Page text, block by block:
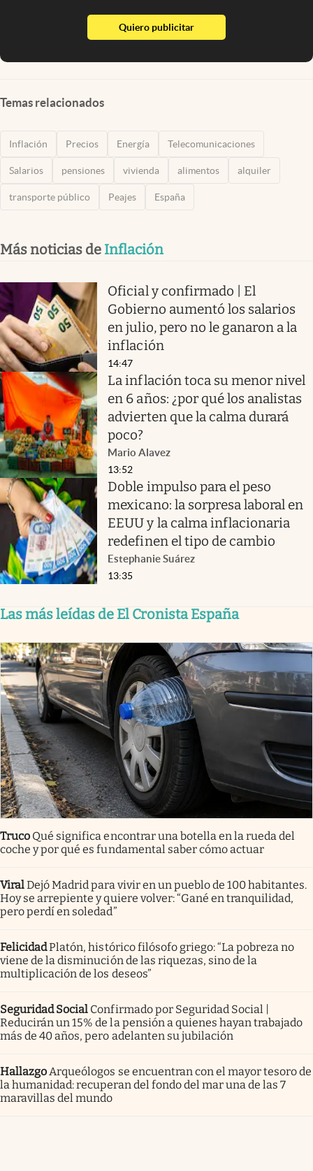
Quiero publicitarabre en nueva pestaña
Temas relacionados
Inflación Precios Energía Telecomunicaciones
Salarios pensiones vivienda alimentos alquiler
transporte público Peajes España
Más noticias de Inflación
Oficial y confirmado | El
Gobierno aumentó los salarios
en julio, pero no le ganaron a la
inflación
14:47
La inflación toca su menor nivel
en 6 años: ¿por qué los analistas
advierten que la calma durará
poco?
Mario Alavez
13:52
Doble impulso para el peso
mexicano: la sorpresa laboral en
EEUU y la calma inflacionaria
redefinen el tipo de cambio
Estephanie Suárez
13:35
Las más leídas de El Cronista España
Truco Qué significa encontrar una botella en la rueda del
coche y por qué es fundamental saber cómo actuar
ViralDejó Madrid para vivir en un pueblo de 100 habitantes.
Hoy se arrepiente y quiere volver: “Gané en tranquilidad,
pero perdí en soledad”
FelicidadPlatón, histórico filósofo griego: “La pobreza no
viene de la disminución de las riquezas, sino de la
multiplicación de los deseos”
Seguridad Social Confirmado por Seguridad Social |
Reducirán un 15% de la pensión a quienes hayan trabajado
más de 40 años, pero adelanten su jubilación
Hallazgo Arqueólogos se encuentran con el mayor tesoro de
la humanidad: recuperan del fondo del mar una de las 7
maravillas del mundo